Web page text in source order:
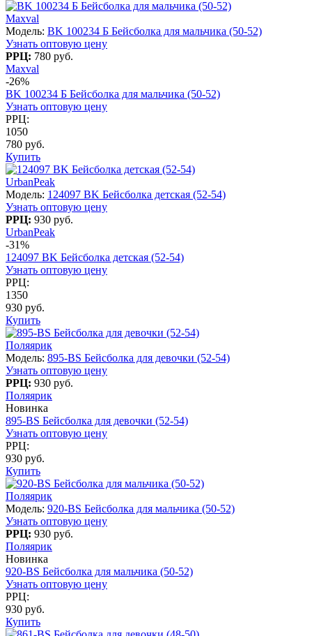
Maxval
Модель: BK 100234 Б Бейсболка для мальчика (50-52)
Узнать оптовую цену
РРЦ: 780 руб.
Maxval
-26%
BK 100234 Б Бейсболка для мальчика (50-52)
Узнать оптовую цену
РРЦ:
1050
780 руб.
Купить
UrbanPeak
Модель: 124097 BK Бейсболка детская (52-54)
Узнать оптовую цену
РРЦ: 930 руб.
UrbanPeak
-31%
124097 BK Бейсболка детская (52-54)
Узнать оптовую цену
РРЦ:
1350
930 руб.
Купить
Поляярик
Модель: 895-BS Бейсболка для девочки (52-54)
Узнать оптовую цену
РРЦ: 930 руб.
Поляярик
Новинка
895-BS Бейсболка для девочки (52-54)
Узнать оптовую цену
РРЦ:
930 руб.
Купить
Поляярик
Модель: 920-BS Бейсболка для мальчика (50-52)
Узнать оптовую цену
РРЦ: 930 руб.
Поляярик
Новинка
920-BS Бейсболка для мальчика (50-52)
Узнать оптовую цену
РРЦ:
930 руб.
Купить